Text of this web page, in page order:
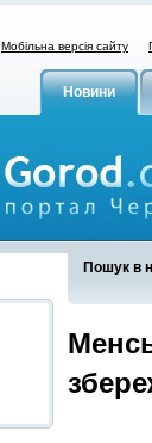
Мобільна версія сайту
Новини
Пошук в